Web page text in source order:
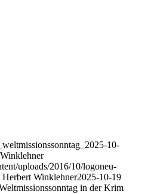
10-
uploads/2016/10/logoneu-
Herbert Winklehner2025-10-19
in der Krim